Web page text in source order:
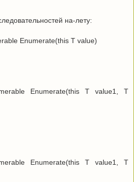
на-лету:
Enumerate(this T value)
Enumerate(this T value1, T
Enumerate(this T value1, T